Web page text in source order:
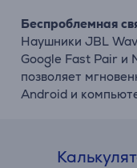
Беспроблемная
Наушники JBL
Google Fast Pair и
позволяет
Android и